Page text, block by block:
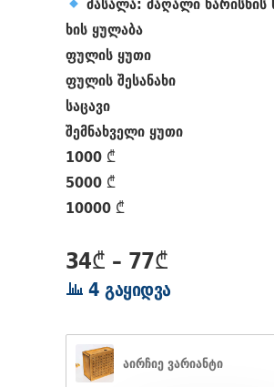
ხის ყულაბა
ფულის ყუთი
ფულის შესანახი
საცავი
შემნახველი ყუთი
1000 ₾
5000 ₾
10000 ₾
34₾ – 77₾Price
range:
through
77₾
4 გაყიდვა
აირჩიე ვარიანტი